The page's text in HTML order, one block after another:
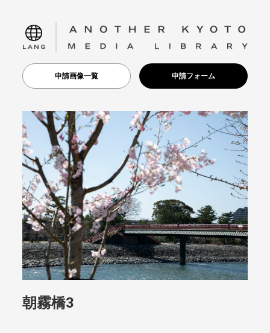
language
申請画像一覧 申請フォーム
朝霧橋3